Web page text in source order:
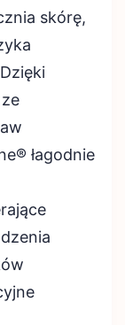
skórę,
łagodnie